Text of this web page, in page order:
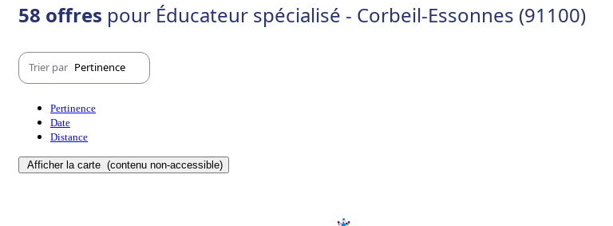
58 offres pour Éducateur spécialisé - Corbeil-Essonnes (91100)
Trier par Pertinence
Pertinence
Date
Distance
Afficher la carte (contenu non-accessible)